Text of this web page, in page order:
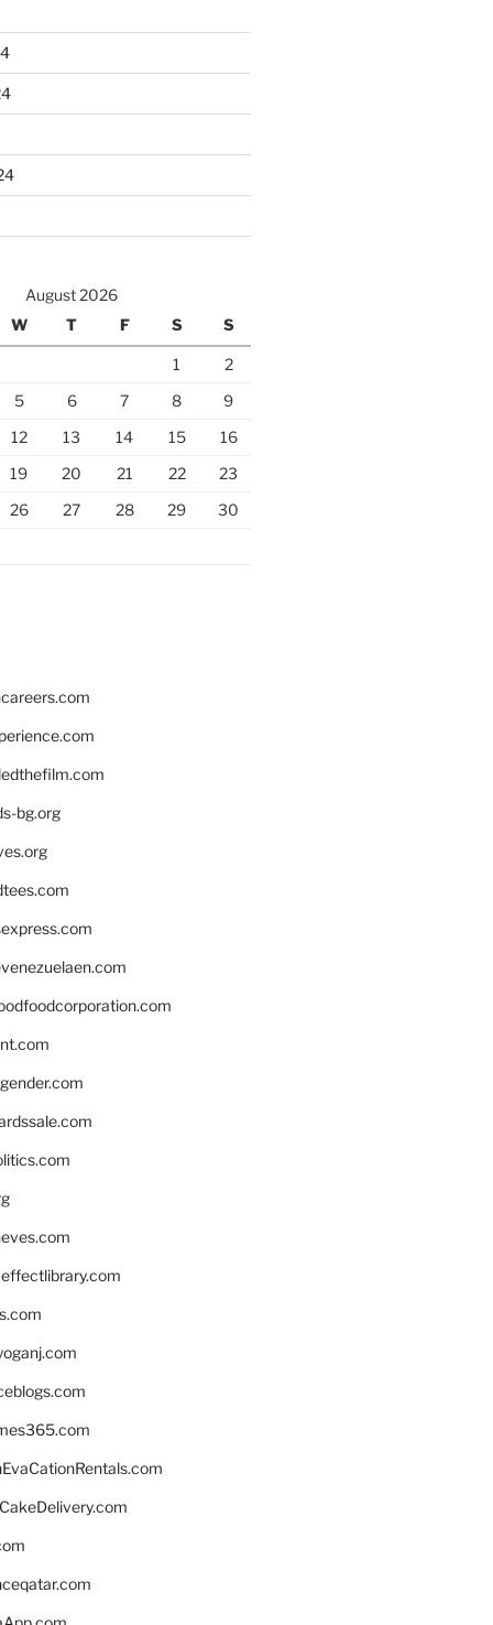
August 2026
W T F S S
1
2
5 6 7 8
9
12 13 14 15
16
19 20 21 22
23
26 27 28 29
30
bg.org